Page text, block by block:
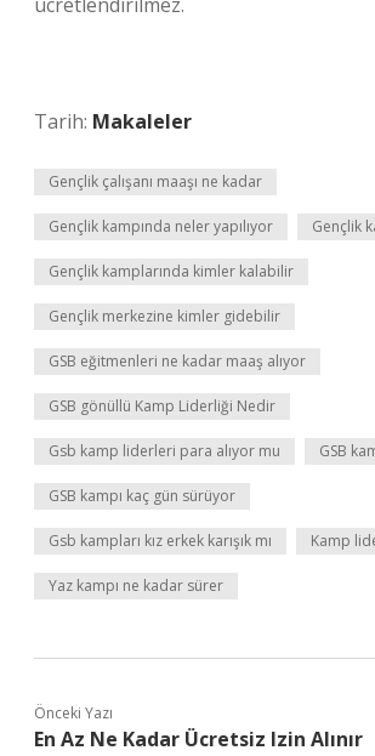
Tarih: Makaleler
Gençlik çalışanı maaşı ne kadar
Gençlik kampında neler yapılıyor Gençlik
Gençlik kamplarında kimler kalabilir
Gençlik merkezine kimler gidebilir
GSB eğitmenleri ne kadar maaş alıyor
GSB gönüllü Kamp Liderliği Nedir
Gsb kamp liderleri para alıyor mu GSB
GSB kampı kaç gün sürüyor
Gsb kampları kız erkek karışık mı Kamp
Yaz kampı ne kadar sürer
Önceki Yazı
En Az Ne Kadar Ücretsiz Izin Alınır